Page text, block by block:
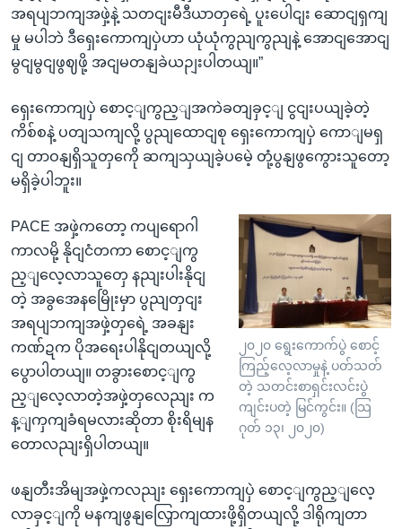
အရပျဘကျအဖှဲ့နဲ့ သတငျးမီဒီယာတှရေဲ့ ပူးပေါငျး ဆောငျရှကျ
မှု မပါဘဲ ဒီရှေးကောကျပှဲဟာ ယုံယုံကွညျကွညျနဲ့ အောငျအောငျ
မွငျမွငျဖွဈဖို့ အငျမတနျခဲယဉျးပါတယျ။”
ရှေးကောကျပှဲ စောင့ျကွည့ျအကဲခတျခှင့ျ ငွငျးပယျခဲ့တဲ့
ကိစ်စနဲ့ ပတျသကျလို့ ပွညျထောငျစု ရှေးကောကျပှဲ ကောျမရှ
ငျ တာဝနျရှိသူတှကေို ဆကျသှယျခဲ့ပမေဲ့ တုံ့ပွနျဖွကွေားသူတော့
မရှိခဲ့ပါဘူး။
၂၀၂၀ ရွေးကောက်ပွဲ စောင့်
ကြည့်လေ့လာမှုနဲ့ ပတ်သတ်
တဲ့ သတင်းစာရှင်းလင်းပွဲ
ကျင်းပတဲ့ မြင်ကွင်း။ (သြ
ဂုတ် ၁၃၊ ၂၀၂၀)
PACE အဖှဲ့ကတော့ ကပျရောဂါ
ကာလမို့ နိုငျငံတကာ စောင့ျကွ
ည့ျလေ့လာသူတှေ နညျးပါးနိုငျ
တဲ့ အခွအေနမြေိုးမှာ ပွညျတှငျး
အရပျဘကျအဖှဲ့တှရေဲ့ အခနျး
ကဏ်ဍက ပိုအရေးပါနိုငျတယျလို့
ပွောပါတယျ။ တခွားစောင့ျကွ
ည့ျလေ့လာတဲ့အဖှဲ့တှလေညျး က
န့ျကှကျခံရမလားဆိုတာ စိုးရိမျန
တောလညျးရှိပါတယျ။
ဖနျတီးအိမျအဖှဲ့ကလညျး ရှေးကောကျပှဲ စောင့ျကွည့ျလေ့
လာခှင့ျကို မနကျဖွနျလြှောကျထားဖို့ရှိတယျလို့ ဒါရိုကျတာ